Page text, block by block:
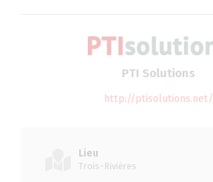
PTI Solutions
http://ptisolutions.net/
Lieu
Trois-Rivières